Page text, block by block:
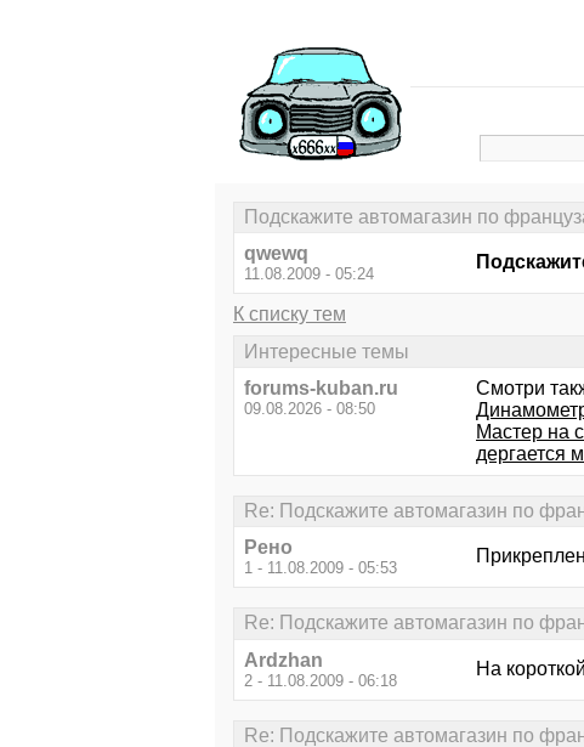
Подскажите автомагазин по
qwewq
11.08.2009 - 05:24
К списку тем
Интересные темы
forums-kuban.ru
09.08.2026 - 08:50
Смотри
Мастер на
дергается
Re: Подскажите автомагазин по
Рено
1 - 11.08.2009 - 05:53
Re: Подскажите автомагазин по
Ardzhan
2 - 11.08.2009 - 06:18
На
Re: Подскажите автомагазин по